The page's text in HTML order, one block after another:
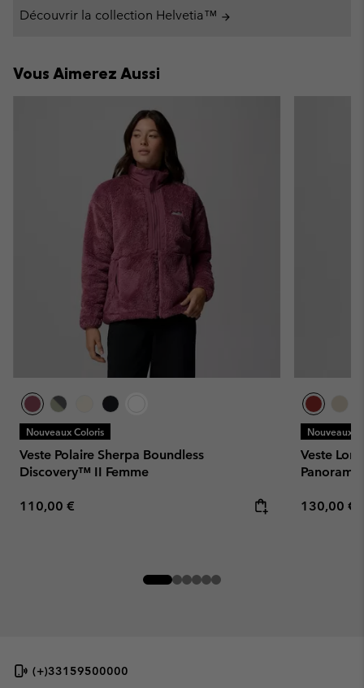
Découvrir la collection Helvetia™ arrow_forward
Vous Aimerez Aussi
Nouveaux Coloris
Veste Polaire Sherpa Boundless
Discovery™ II Femme
Regular price:
110,00 €
Nouveaux
Veste
Regular
130,00 €
(+)33159500000